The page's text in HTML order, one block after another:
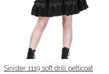
Sinister 1119 soft drill petticoat